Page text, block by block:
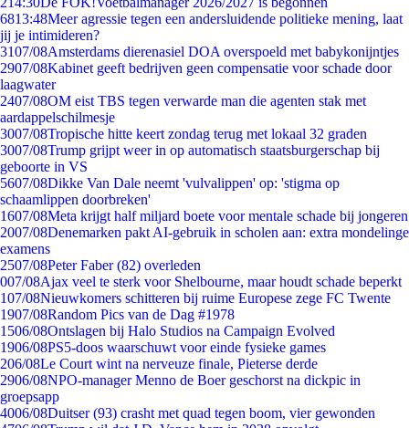
6813:48Meer agressie tegen een andersluidende politieke mening, laat
jij je intimideren?
3107/08Amsterdams dierenasiel DOA overspoeld met babykonijntjes
2907/08Kabinet geeft bedrijven geen compensatie voor schade door
laagwater
2407/08OM eist TBS tegen verwarde man die agenten stak met
aardappelschilmesje
3007/08Tropische hitte keert zondag terug met lokaal 32 graden
3007/08Trump grijpt weer in op automatisch staatsburgerschap bij
geboorte in VS
5607/08Dikke Van Dale neemt 'vulvalippen' op: 'stigma op
schaamlippen doorbreken'
1607/08Meta krijgt half miljard boete voor mentale schade bij jongeren
2007/08Denemarken pakt AI-gebruik in scholen aan: extra mondelinge
examens
2507/08Peter Faber (82) overleden
007/08Ajax veel te sterk voor Shelbourne, maar houdt schade beperkt
107/08Nieuwkomers schitteren bij ruime Europese zege FC Twente
1907/08Random Pics van de Dag #1978
1506/08Ontslagen bij Halo Studios na Campaign Evolved
1906/08PS5-doos waarschuwt voor einde fysieke games
206/08Le Court wint na nerveuze finale, Pieterse derde
2906/08NPO-manager Menno de Boer geschorst na dickpic in
groepsapp
4006/08Duitser (93) crasht met quad tegen boom, vier gewonden